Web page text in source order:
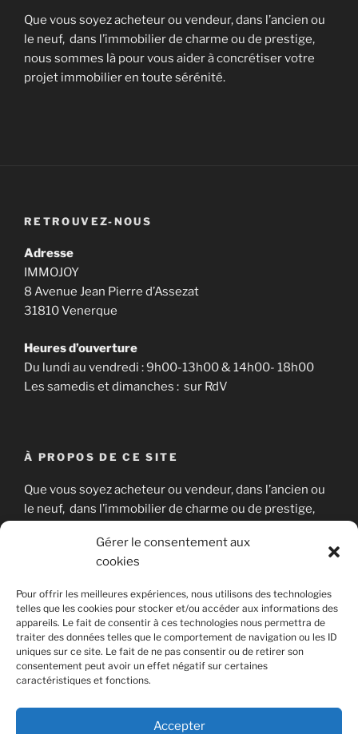
Gérer le consentement aux
cookies
Pour offrir les meilleures expériences, nous utilisons des technologies
telles que les cookies pour stocker et/ou accéder aux informations des
appareils. Le fait de consentir à ces technologies nous permettra de
traiter des données telles que le comportement de navigation ou les ID
uniques sur ce site. Le fait de ne pas consentir ou de retirer son
consentement peut avoir un effet négatif sur certaines
caractéristiques et fonctions.
Accepter
Que vous soyez acheteur ou vendeur, dans l’ancien ou
le neuf, dans l’immobilier de charme ou de prestige,
nous sommes là pour vous aider à concrétiser votre
projet immobilier en toute sérénité.
RETROUVEZ-NOUS
Adresse
IMMOJOY
8 Avenue Jean Pierre d’Assezat
31810 Venerque
Heures d’ouverture
Du lundi au vendredi : 9h00-13h00 & 14h00- 18h00
Les samedis et dimanches : sur RdV
À PROPOS DE CE SITE
Que vous soyez acheteur ou vendeur, dans l’ancien ou
le neuf, dans l’immobilier de charme ou de prestige,
projet immobilier en toute sérénité.
RECHERCHER
Recherche
pour
: